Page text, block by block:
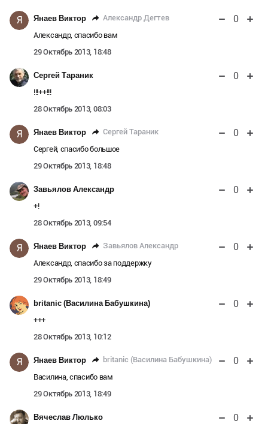
Я Янаев Виктор Александр Дегтев 0
Александр, спасибо вам
29 Октябрь 2013, 18:48
Сергей Тараник 0
!!!++!!!
28 Октябрь 2013, 08:03
Я Янаев Виктор Сергей Тараник 0
Сергей, спасибо большое
29 Октябрь 2013, 18:48
Завьялов Александр 0
+!
28 Октябрь 2013, 09:54
Я Янаев Виктор Завьялов Александр 0
Александр, спасибо за поддержку
29 Октябрь 2013, 18:49
britanic (Василина Бабушкина) 0
+++
28 Октябрь 2013, 10:12
Я Янаев Виктор britanic (Василина Бабушкина) 0
Василина, спасибо вам
29 Октябрь 2013, 18:49
Вячеслав Люлько 0